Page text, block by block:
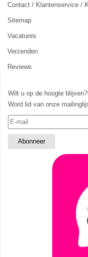
Contact / Klantenservice /
Sitemap
Vacatures
Verzenden
Reviews
Wilt u op de hoogte blijven?
Word lid van onze